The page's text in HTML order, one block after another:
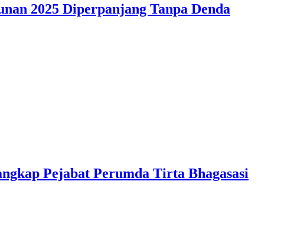
2025 Diperpanjang Tanpa Denda
Pejabat Perumda Tirta Bhagasasi